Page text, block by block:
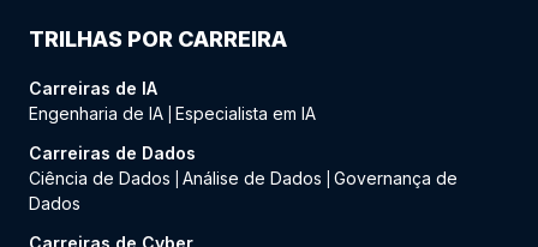
TRILHAS POR CARREIRA
Carreiras de IA
Engenharia de IA Especialista em IA
Carreiras de Dados
Ciência de Dados
Análise de Dados
Governança de
Dados
Carreiras de Cyber